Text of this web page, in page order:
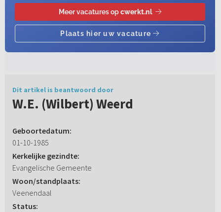
Dit artikel is beantwoord door
W.E. (Wilbert) Weerd
Geboortedatum:
01-10-1985
Kerkelijke gezindte:
Evangelische Gemeente
Woon/standplaats:
Veenendaal
Status: